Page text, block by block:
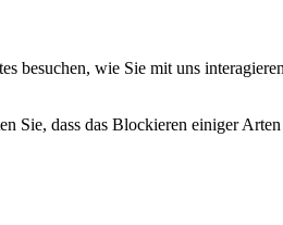
besuchen, wie Sie mit uns
Sie, dass das Blockieren einiger